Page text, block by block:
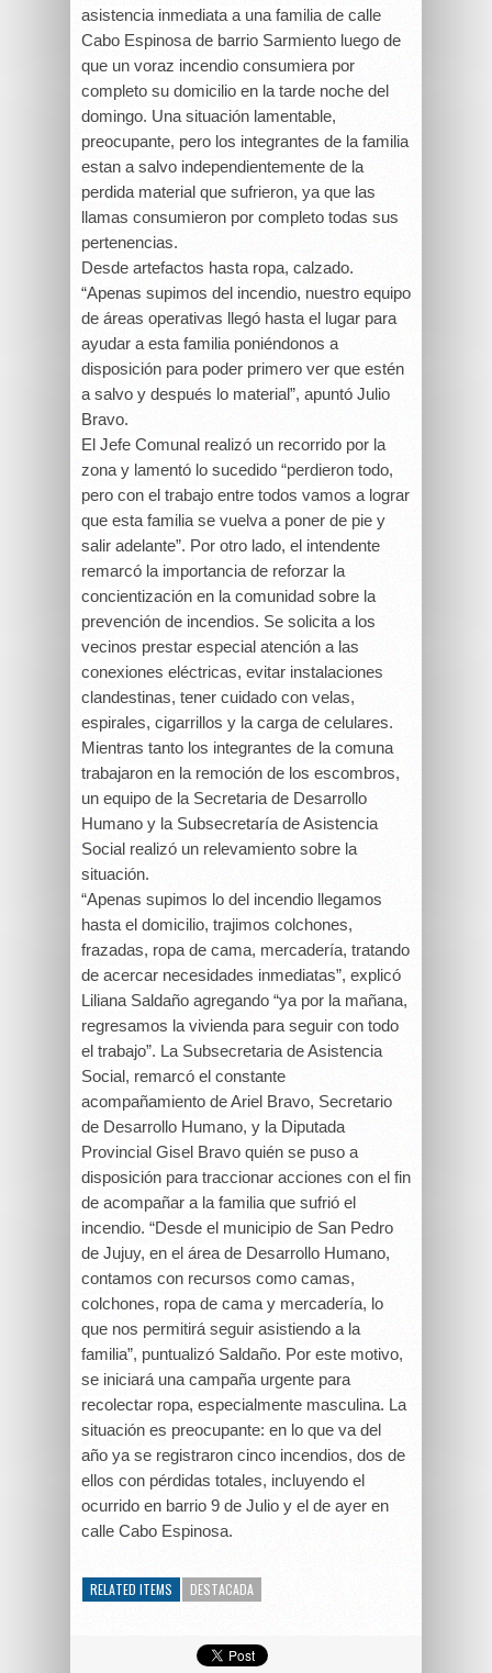
asistencia inmediata a una familia de calle
Cabo Espinosa de barrio Sarmiento luego de
que un voraz incendio consumiera por
completo su domicilio en la tarde noche del
domingo. Una situación lamentable,
preocupante, pero los integrantes de la familia
estan a salvo independientemente de la
perdida material que sufrieron, ya que las
llamas consumieron por completo todas sus
pertenencias.
Desde artefactos hasta ropa, calzado.
“Apenas supimos del incendio, nuestro equipo
de áreas operativas llegó hasta el lugar para
ayudar a esta familia poniéndonos a
disposición para poder primero ver que estén
a salvo y después lo material”, apuntó Julio
Bravo.
El Jefe Comunal realizó un recorrido por la
zona y lamentó lo sucedido “perdieron todo,
pero con el trabajo entre todos vamos a lograr
que esta familia se vuelva a poner de pie y
salir adelante”. Por otro lado, el intendente
remarcó la importancia de reforzar la
concientización en la comunidad sobre la
prevención de incendios. Se solicita a los
vecinos prestar especial atención a las
conexiones eléctricas, evitar instalaciones
clandestinas, tener cuidado con velas,
espirales, cigarrillos y la carga de celulares.
Mientras tanto los integrantes de la comuna
trabajaron en la remoción de los escombros,
un equipo de la Secretaria de Desarrollo
Humano y la Subsecretaría de Asistencia
Social realizó un relevamiento sobre la
situación.
“Apenas supimos lo del incendio llegamos
hasta el domicilio, trajimos colchones,
frazadas, ropa de cama, mercadería, tratando
de acercar necesidades inmediatas”, explicó
Liliana Saldaño agregando “ya por la mañana,
regresamos la vivienda para seguir con todo
el trabajo”. La Subsecretaria de Asistencia
Social, remarcó el constante
acompañamiento de Ariel Bravo, Secretario
de Desarrollo Humano, y la Diputada
Provincial Gisel Bravo quién se puso a
disposición para traccionar acciones con el fin
de acompañar a la familia que sufrió el
incendio. “Desde el municipio de San Pedro
de Jujuy, en el área de Desarrollo Humano,
contamos con recursos como camas,
colchones, ropa de cama y mercadería, lo
que nos permitirá seguir asistiendo a la
familia”, puntualizó Saldaño. Por este motivo,
se iniciará una campaña urgente para
recolectar ropa, especialmente masculina. La
situación es preocupante: en lo que va del
año ya se registraron cinco incendios, dos de
ellos con pérdidas totales, incluyendo el
ocurrido en barrio 9 de Julio y el de ayer en
calle Cabo Espinosa.
RELATED ITEMS DESTACADA